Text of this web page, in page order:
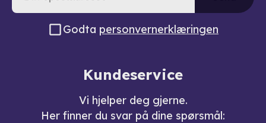
Godta personvernerklæringen
Kundeservice
Vi hjelper deg gjerne.
Her finner du svar på dine spørsmål: